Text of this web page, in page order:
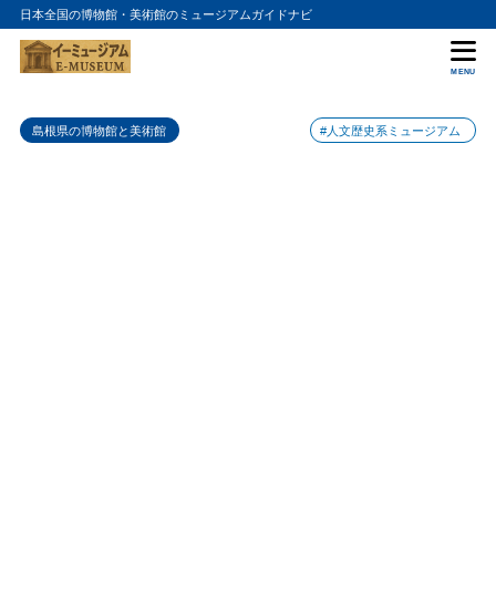
日本全国の博物館・美術館のミュージアムガイドナビ
MENU
島根県の博物館と美術館 #人文歴史系ミュージアム
目次
1 絲原記念館の特徴